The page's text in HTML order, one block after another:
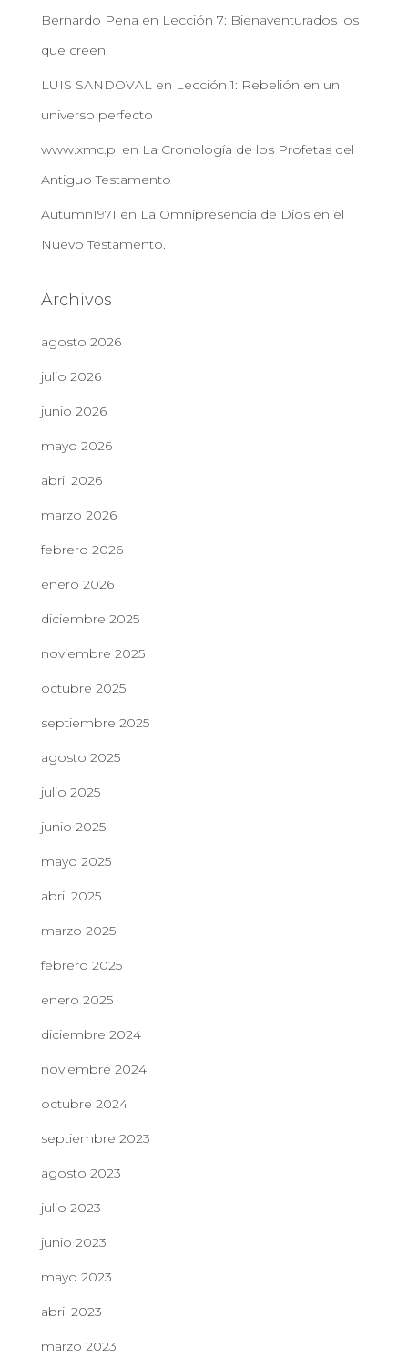
Bernardo Pena en Lección 7: Bienaventurados los
que creen.
LUIS SANDOVAL en Lección 1: Rebelión en un
universo perfecto
www.xmc.pl en La Cronología de los Profetas del
Antiguo Testamento
Autumn1971 en La Omnipresencia de Dios en el
Nuevo Testamento.
Archivos
agosto 2026
julio 2026
junio 2026
mayo 2026
abril 2026
marzo 2026
febrero 2026
enero 2026
diciembre 2025
noviembre 2025
octubre 2025
septiembre 2025
agosto 2025
julio 2025
junio 2025
mayo 2025
abril 2025
marzo 2025
febrero 2025
enero 2025
diciembre 2024
noviembre 2024
octubre 2024
septiembre 2023
agosto 2023
julio 2023
junio 2023
mayo 2023
abril 2023
marzo 2023